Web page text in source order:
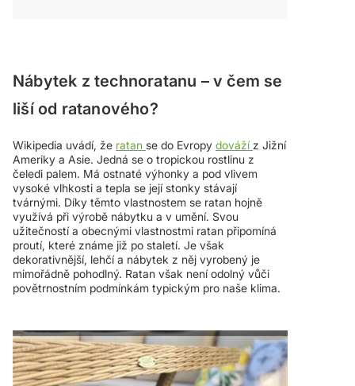
Nábytek z technoratanu – v čem se
liší od ratanového?
Wikipedia uvádí, že ratan se do Evropy dováží z Jižní
Ameriky a Asie. Jedná se o tropickou rostlinu z
čeledi palem. Má ostnaté výhonky a pod vlivem
vysoké vlhkosti a tepla se její stonky stávají
tvárnými. Díky těmto vlastnostem se ratan hojně
využívá při výrobě nábytku a v umění. Svou
užitečností a obecnými vlastnostmi ratan připomíná
proutí, které známe již po staletí. Je však
dekorativnější, lehčí a nábytek z něj vyrobený je
mimořádně pohodlný. Ratan však není odolný vůči
povětrnostním podmínkám typickým pro naše klima.